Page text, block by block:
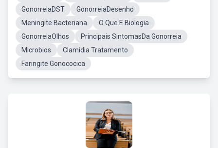
GonorreiaDST
GonorreiaDesenho
Meningite Bacteriana
O Que E Biologia
GonorreiaOlhos
Principais SintomasDa Gonorreia
Microbios
Clamidia Tratamento
Faringite Gonococica